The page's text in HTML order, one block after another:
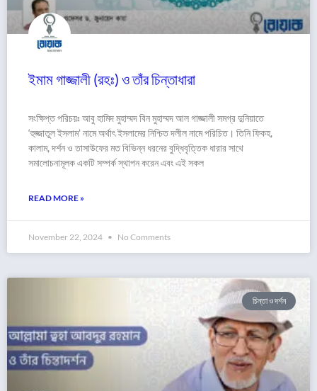
ইমাম গাজ্জালী (রহঃ) ও তাঁর চিন্তাধারা
সংক্ষিপ্ত পরিচয়ঃ আবু হামিদ মুহাম্মদ বিন মুহাম্মদ আল গাজ্জালী সমগ্র দুনিয়াতে
‘হুজ্জাতুল ইসলাম’ নামে অর্থাৎ ইসলামের নিশ্চিত দলীল নামে পরিচিত। তিনি ফিকহ,
কালাম, দর্শন ও তাসাউফের মত বিভিন্ন ধরনের বুদ্ধিবৃত্তিক ধারার সাথে
সমালোচনামূলক একটি সম্পর্ক স্থাপন করেন এবং এই সকল
READ MORE »
November 22, 2024 No Comments
চিন্তা ও দর্শন